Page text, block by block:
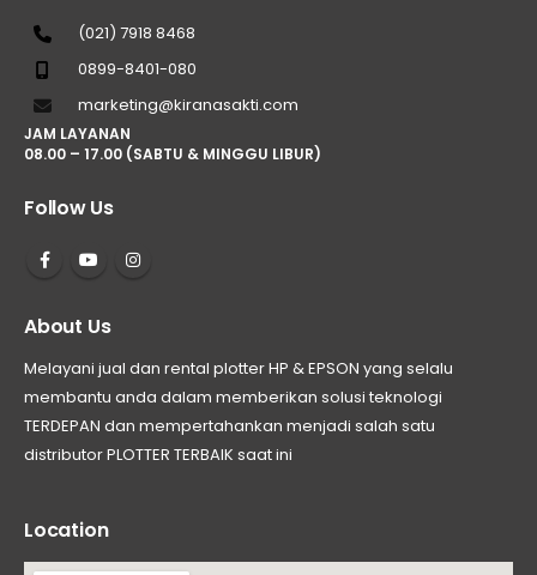
(021) 7918 8468
0899-8401-080
marketing@kiranasakti.com
JAM LAYANAN
08.00 – 17.00 (SABTU & MINGGU LIBUR)
Follow Us
About Us
Melayani jual dan rental plotter HP & EPSON yang selalu
membantu anda dalam memberikan solusi teknologi
TERDEPAN dan mempertahankan menjadi salah satu
distributor PLOTTER TERBAIK saat ini
Location